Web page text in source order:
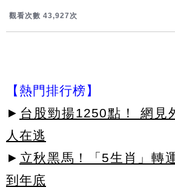
觀看次數 43,930次
【熱門排行榜】
► 台股勁揚1250點！ 網見
人在逃
► 立秋黑馬！「5生肖」轉
到年底